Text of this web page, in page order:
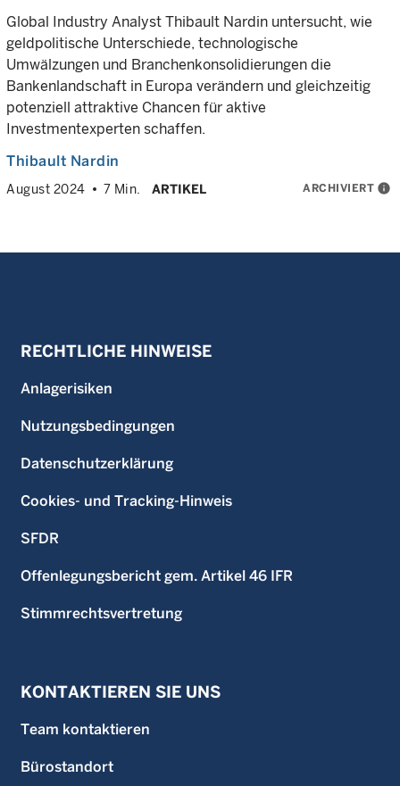
Global Industry Analyst Thibault Nardin untersucht, wie
geldpolitische Unterschiede, technologische
Umwälzungen und Branchenkonsolidierungen die
Bankenlandschaft in Europa verändern und gleichzeitig
potenziell attraktive Chancen für aktive
Investmentexperten schaffen.
Thibault Nardin
August 2024 7 Min. ARTIKEL ARCHIVIERT info
RECHTLICHE HINWEISE
Anlagerisiken
Nutzungsbedingungen
Datenschutzerklärung
Cookies- und Tracking-Hinweis
SFDR
Offenlegungsbericht gem. Artikel 46 IFR
Stimmrechtsvertretung
KONTAKTIEREN SIE UNS
Team kontaktieren
Bürostandort